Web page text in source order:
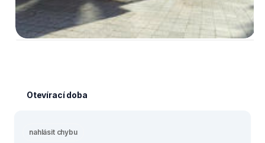
Otevírací doba
nahlásit chybu